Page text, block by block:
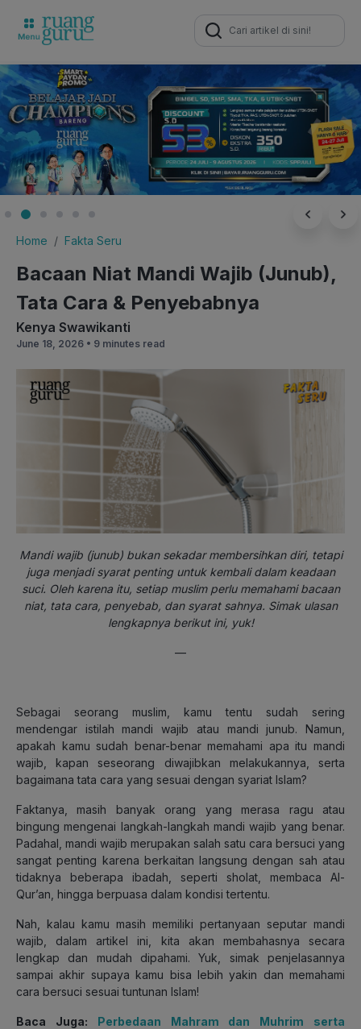
Search
for:
Home Fakta Seru
Bacaan Niat Mandi Wajib (Junub),
Tata Cara & Penyebabnya
Kenya Swawikanti
June 18, 2026 • 9 minutes read
Mandi wajib (junub) bukan sekadar membersihkan diri, tetapi
juga menjadi syarat penting untuk kembali dalam keadaan
suci. Oleh karena itu, setiap muslim perlu memahami bacaan
niat, tata cara, penyebab, dan syarat sahnya. Simak ulasan
lengkapnya berikut ini, yuk!
—
Sebagai seorang muslim, kamu tentu sudah sering
mendengar istilah mandi wajib atau mandi junub. Namun,
apakah kamu sudah benar-benar memahami apa itu mandi
wajib, kapan seseorang diwajibkan melakukannya, serta
bagaimana tata cara yang sesuai dengan syariat Islam?
Faktanya, masih banyak orang yang merasa ragu atau
bingung mengenai langkah-langkah mandi wajib yang benar.
Padahal, mandi wajib merupakan salah satu cara bersuci yang
sangat penting karena berkaitan langsung dengan sah atau
tidaknya beberapa ibadah, seperti sholat, membaca Al-
Qur’an, hingga berpuasa dalam kondisi tertentu.
Nah, kalau kamu masih memiliki pertanyaan seputar mandi
wajib, dalam artikel ini, kita akan membahasnya secara
lengkap dan mudah dipahami. Yuk, simak penjelasannya
sampai akhir supaya kamu bisa lebih yakin dan memahami
cara bersuci sesuai tuntunan Islam!
Baca Juga: Perbedaan Mahram dan Muhrim serta